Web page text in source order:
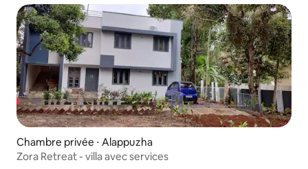
Chambre privée ⋅ Alappuzha
Zora Retreat - villa avec services